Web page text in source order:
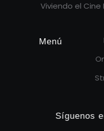
Viviendo el Cine
Menú
Síguenos